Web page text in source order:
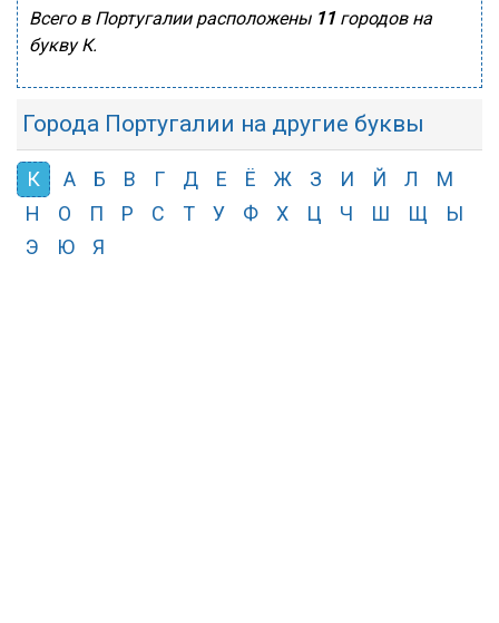
Всего в Португалии расположены 11городов на
букву К.
Города Португалии на другие буквы
К А Б В Г Д Е Ё Ж З И Й Л
М
Н
О П Р С Т У Ф Х Ц Ч Ш Щ
Ы
Э
Ю Я